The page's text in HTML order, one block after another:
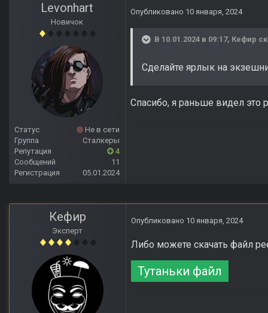
Levonhart
Новичок
Статус
Не в сети
Группа
Сталкеры
Репутация
4
Сообщений
11
Регистрация
05.01.2024
Опубликовано 10 января, 2024
В 10.01.2024 в 09:17, Кефир
Сделайте ярлык на
Спасибо, я раньше видел это
Кефир
Эксперт
Опубликовано 10 января, 2024
Либо можете скачать файл
Тутаньки файл